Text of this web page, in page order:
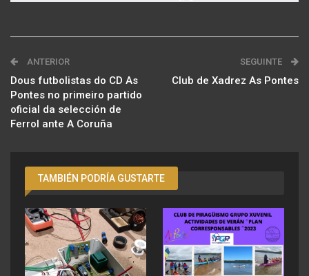
ANTERIOR
Dous futbolistas do CD As
Pontes no primeiro partido
oficial da selección de
Ferrol ante A Coruña
SEGUINTE
Club de Xadrez As Pontes
TAMBIÉN PODRÍA GUSTARTE